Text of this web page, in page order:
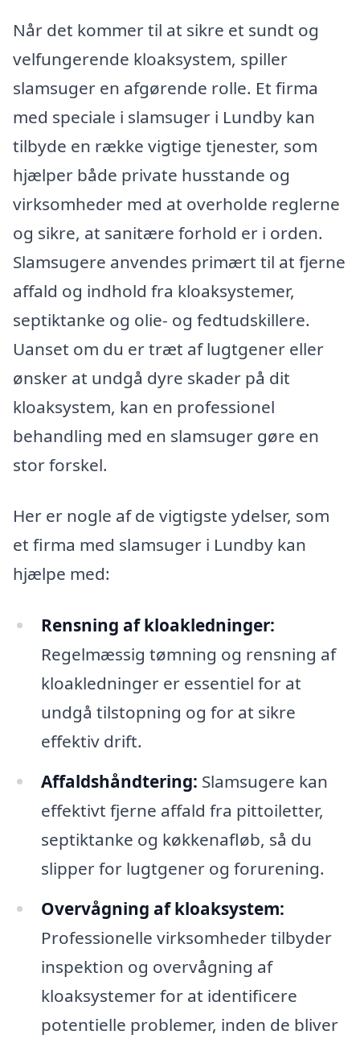
Når det kommer til at sikre et sundt og
velfungerende kloaksystem, spiller
slamsuger en afgørende rolle. Et firma
med speciale i slamsuger i Lundby kan
tilbyde en række vigtige tjenester, som
hjælper både private husstande og
virksomheder med at overholde reglerne
og sikre, at sanitære forhold er i orden.
Slamsugere anvendes primært til at fjerne
affald og indhold fra kloaksystemer,
septiktanke og olie- og fedtudskillere.
Uanset om du er træt af lugtgener eller
ønsker at undgå dyre skader på dit
kloaksystem, kan en professionel
behandling med en slamsuger gøre en
stor forskel.
Her er nogle af de vigtigste ydelser, som
et firma med slamsuger i Lundby kan
hjælpe med:
Rensning af kloakledninger:
Regelmæssig tømning og rensning af
kloakledninger er essentiel for at
undgå tilstopning og for at sikre
effektiv drift.
Affaldshåndtering: Slamsugere kan
effektivt fjerne affald fra pittoiletter,
septiktanke og køkkenafløb, så du
slipper for lugtgener og forurening.
Overvågning af kloaksystem:
Professionelle virksomheder tilbyder
inspektion og overvågning af
kloaksystemer for at identificere
potentielle problemer, inden de bliver